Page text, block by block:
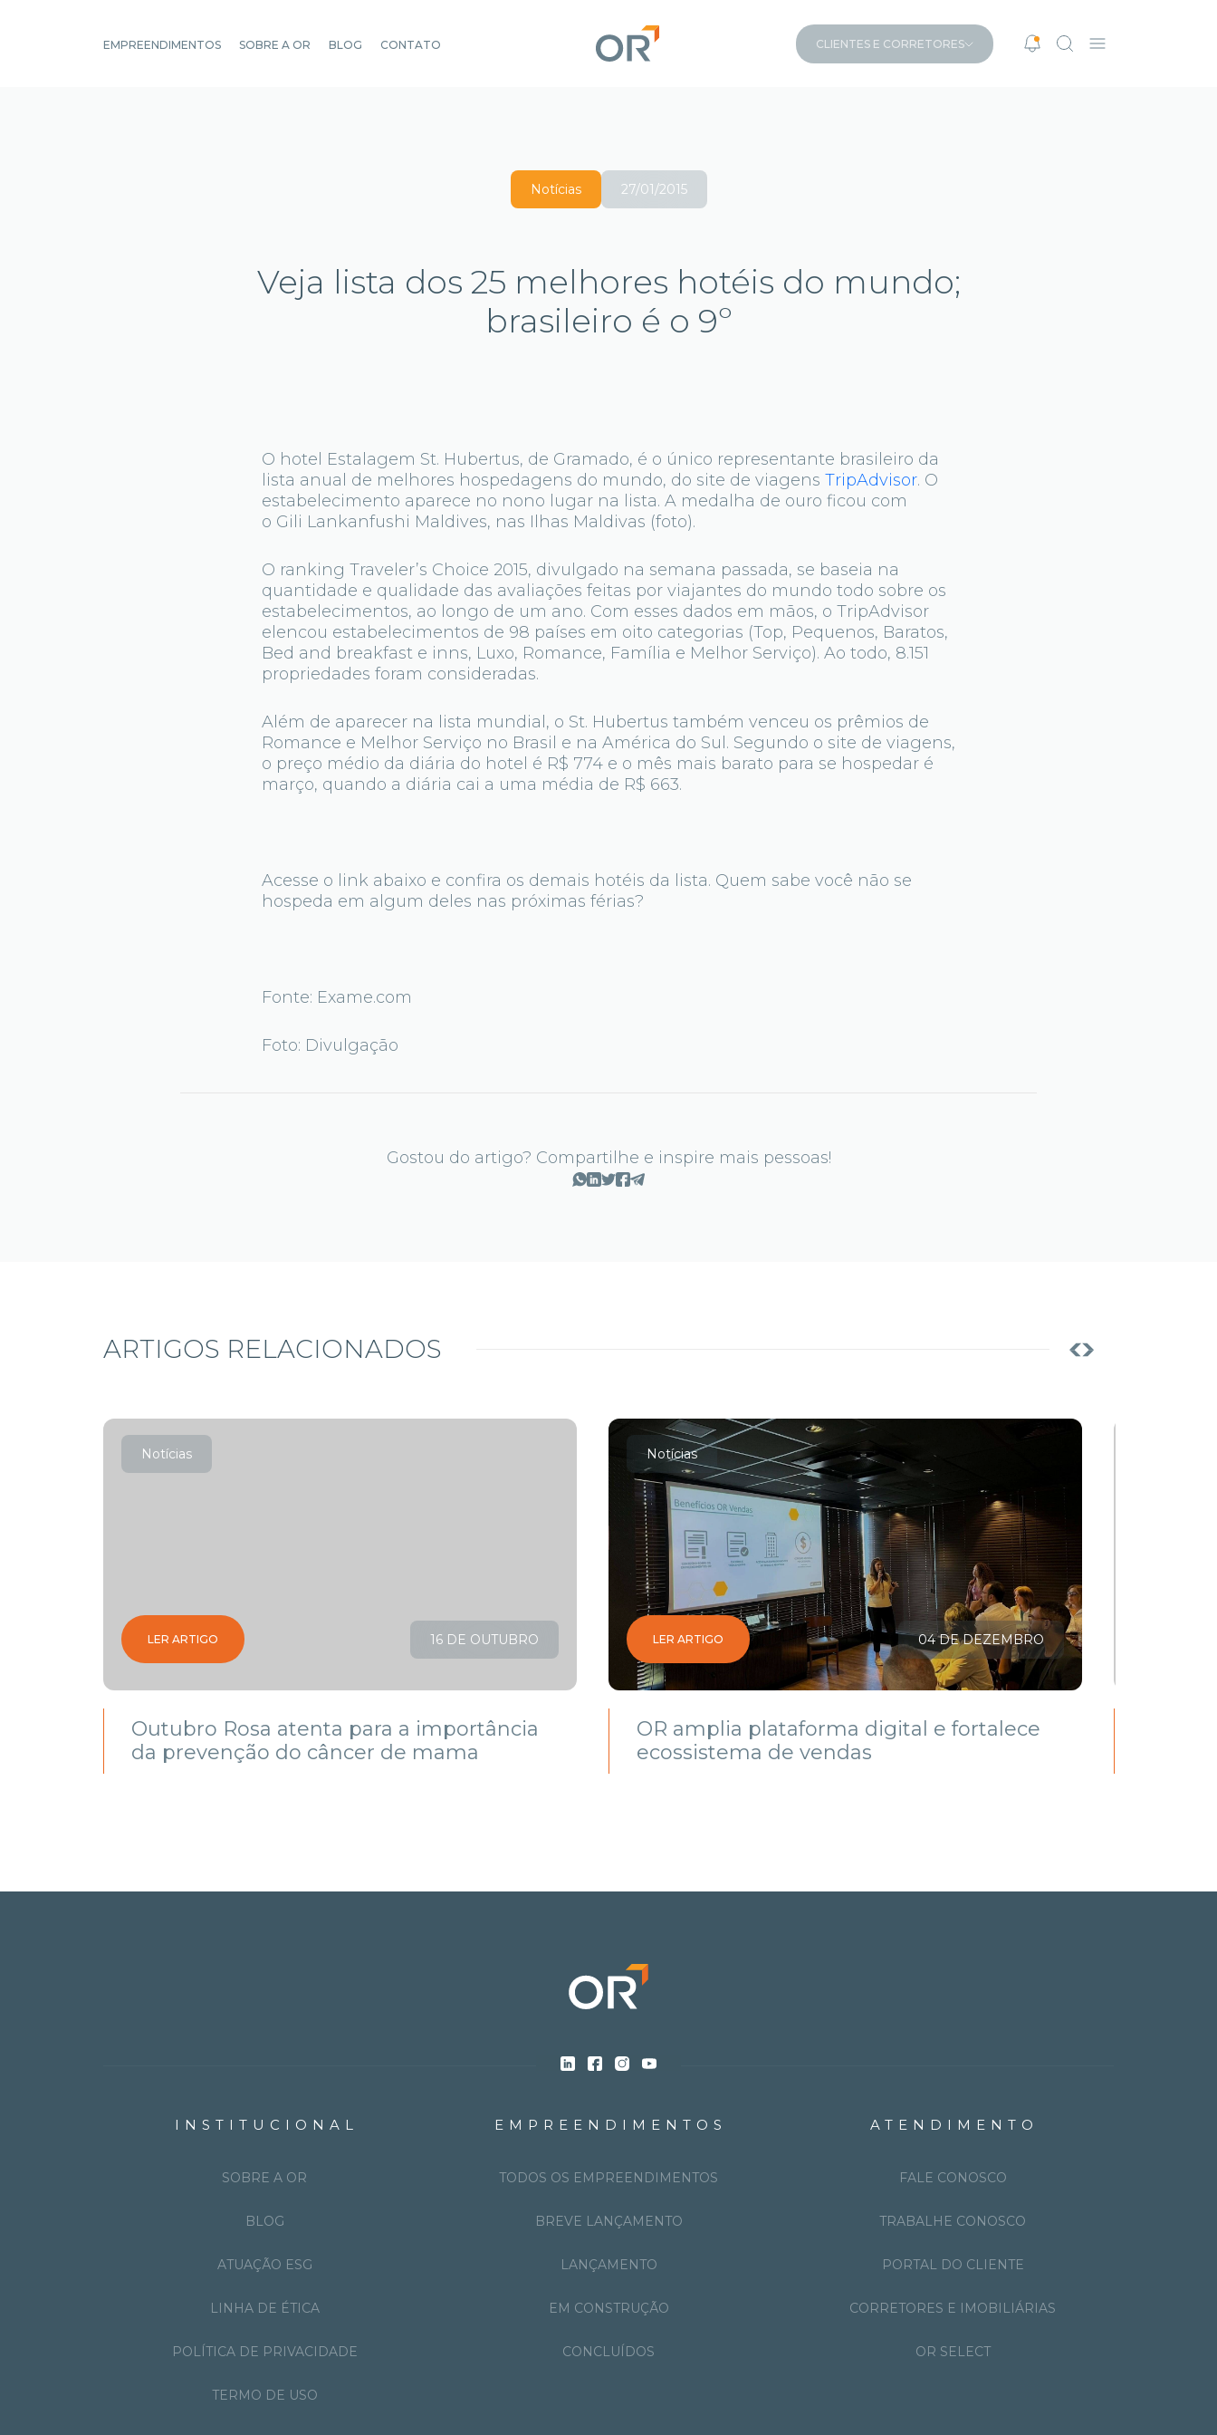
EMPREENDIMENTOS SOBRE A OR BLOG CONTATO CLIENTES E CORRETORES
Notícias 27/01/2015
Veja lista dos 25 melhores hotéis do mundo;
brasileiro é o 9º
O hotel Estalagem St. Hubertus, de Gramado, é o único representante brasileiro da
lista anual de melhores hospedagens do mundo, do site de viagens TripAdvisor. O
estabelecimento aparece no nono lugar na lista. A medalha de ouro ficou com
o Gili Lankanfushi Maldives, nas Ilhas Maldivas (foto).
O ranking Traveler’s Choice 2015, divulgado na semana passada, se baseia na
quantidade e qualidade das avaliações feitas por viajantes do mundo todo sobre os
estabelecimentos, ao longo de um ano. Com esses dados em mãos, o TripAdvisor
elencou estabelecimentos de 98 países em oito categorias (Top, Pequenos, Baratos,
Bed and breakfast e inns, Luxo, Romance, Família e Melhor Serviço). Ao todo, 8.151
propriedades foram consideradas.
Além de aparecer na lista mundial, o St. Hubertus também venceu os prêmios de
Romance e Melhor Serviço no Brasil e na América do Sul. Segundo o site de viagens,
o preço médio da diária do hotel é R$ 774 e o mês mais barato para se hospedar é
março, quando a diária cai a uma média de R$ 663.
Acesse o link abaixo e confira os demais hotéis da lista. Quem sabe você não se
hospeda em algum deles nas próximas férias?
Fonte: Exame.com
Foto: Divulgação
Gostou do artigo? Compartilhe e inspire mais pessoas!
ARTIGOS RELACIONADOS
Notícias
LER ARTIGO 16 DE OUTUBRO
Outubro Rosa atenta para a importância
da prevenção do câncer de mama
Notícias
LER ARTIGO 04 DE DEZEMBRO
OR amplia plataforma digital e fortalece
ecossistema de vendas
INSTITUCIONAL
SOBRE A OR
BLOG
ATUAÇÃO ESG
LINHA DE ÉTICA
POLÍTICA DE PRIVACIDADE
TERMO DE USO
EMPREENDIMENTOS
TODOS OS EMPREENDIMENTOS
BREVE LANÇAMENTO
LANÇAMENTO
EM CONSTRUÇÃO
CONCLUÍDOS
ATENDIMENTO
FALE CONOSCO
TRABALHE CONOSCO
PORTAL DO CLIENTE
CORRETORES E IMOBILIÁRIAS
OR SELECT